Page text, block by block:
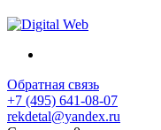
Обратная связь
+7 (495) 641-08-07
rekdetal@yandex.ru